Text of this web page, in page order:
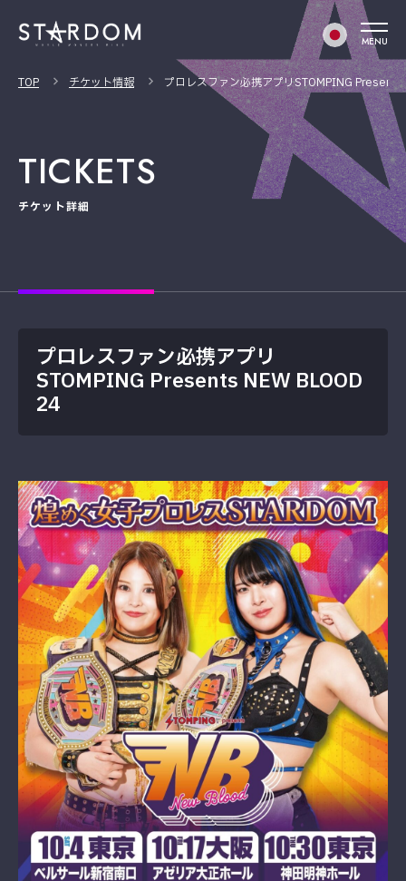
MENU
TOP チケット情報 プロレスファン必携アプリSTOMPING Presents
TICKETS
チケット詳細
プロレスファン必携アプリ
STOMPING Presents NEW BLOOD
24